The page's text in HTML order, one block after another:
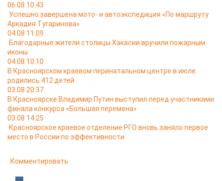
06.08 10:43
Успешно завершена мото- и автоэкспедиция «По маршруту
Аркадия Тугаринова»
04.08 11:09
Благодарные жители столицы Хакасии вручили пожарным
иконы
04.08 10:10
В Красноярском краевом перинатальном центре в июле
родились 412 детей
03.08 20:37
В Красноярске Владимир Путин выступил перед участниками
финала конкурса «Большая перемена»
03.08 14:25
Красноярское краевое отделение РГО вновь заняло первое
место в России по эффективности
Комментировать